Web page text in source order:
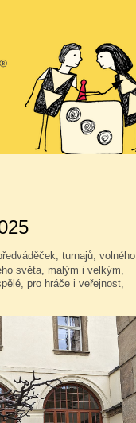
turnajů, volného
světa, malým i velkým,
pro hráče i veřejnost,